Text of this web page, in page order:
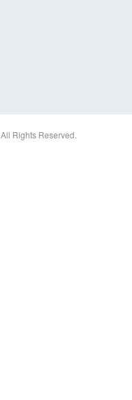
All Rights Reserved.